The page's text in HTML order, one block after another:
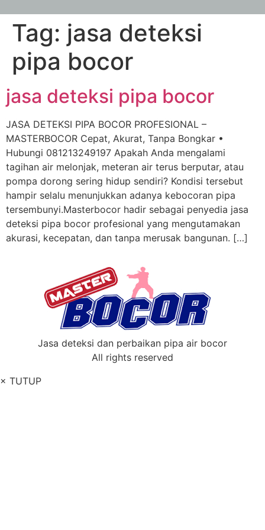
Tag: jasa deteksi
pipa bocor
jasa deteksi pipa bocor
JASA DETEKSI PIPA BOCOR PROFESIONAL –
MASTERBOCOR Cepat, Akurat, Tanpa Bongkar •
Hubungi 081213249197 Apakah Anda mengalami
tagihan air melonjak, meteran air terus berputar, atau
pompa dorong sering hidup sendiri? Kondisi tersebut
hampir selalu menunjukkan adanya kebocoran pipa
tersembunyi.Masterbocor hadir sebagai penyedia jasa
deteksi pipa bocor profesional yang mengutamakan
akurasi, kecepatan, dan tanpa merusak bangunan. […]
Jasa deteksi dan perbaikan pipa air bocor
All rights reserved
× TUTUP